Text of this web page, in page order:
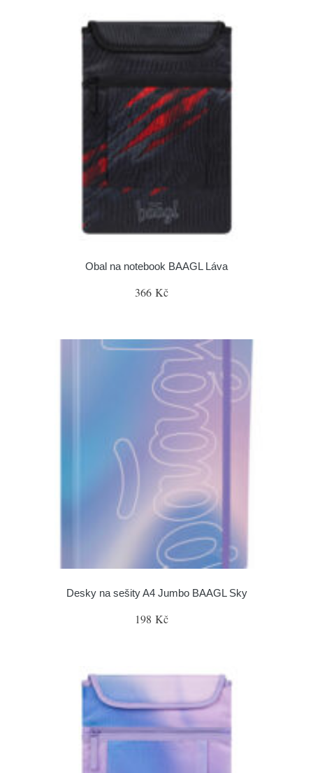
Obal na notebook BAAGL Láva
366 Kč
Desky na sešity A4 Jumbo BAAGL Sky
198 Kč